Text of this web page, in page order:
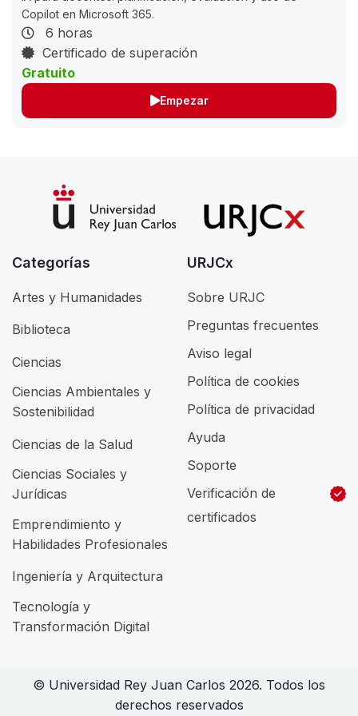
Copilot en Microsoft 365.
6 horas
Certificado de superación
Gratuito
Empezar
Categorías
Artes y Humanidades
Biblioteca
Ciencias
Ciencias Ambientales y
Sostenibilidad
Ciencias de la Salud
Ciencias Sociales y
Jurídicas
Emprendimiento y
Habilidades Profesionales
Ingeniería y Arquitectura
Tecnología y
Transformación Digital
URJCx
Sobre URJC
Preguntas frecuentes
Aviso legal
Política de cookies
Política de privacidad
Ayuda
Soporte
Verificación de
certificados
© Universidad Rey Juan Carlos 2026. Todos los
derechos reservados